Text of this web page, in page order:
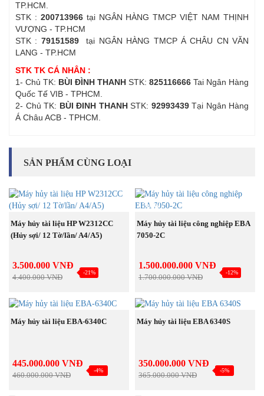
TP.HCM.
STK : 200713966tại NGÂN HÀNG TMCP VIỆT NAM THỊNH
VƯỢNG - TP.HCM
STK : 79151589tại NGÂN HÀNG TMCP Á CHÂU CN VĂN
LANG - TP.HCM
STK TK CÁ NHÂN :
1- Chủ TK: BÙI ĐÌNH THANH STK: 825116666 Tai Ngân Hàng
Quốc Tế VIB - TPHCM.
2- Chủ TK: BÙI ĐINH THANHSTK: 92993439Tại Ngân Hàng
Á Châu ACB - TPHCM.
SẢN PHẨM CÙNG LOẠI
MUA NGAY
Máy hủy tài liệu HP W2312CC
(Hủy sợi/ 12 Tờ/lần/ A4/A5)
3.500.000 VNĐ
4.400.000 VNĐ
-21%
NEW
MUA NGAY
Máy hủy tài liệu công nghiệp EBA
7050-2C
1.500.000.000 VNĐ
1.700.000.000 VNĐ
-12%
MUA NGAY
Máy hủy tài liệu EBA-6340C
445.000.000 VNĐ
460.000.000 VNĐ
-4%
MUA NGAY
Máy hủy tài liệu EBA 6340S
350.000.000 VNĐ
365.000.000 VNĐ
-5%